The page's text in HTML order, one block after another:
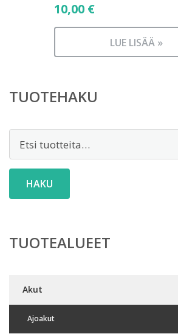
10,00 €
LUE LISÄÄ »
TUOTEHAKU
HAKU
TUOTEALUEET
Akut
Ajoakut